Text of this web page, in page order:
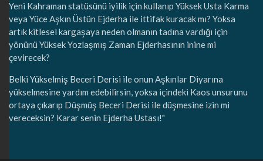
Yeni Kahraman statüsünü iyilik için kullanıp Yüksek Usta Karma
veya Yüce Aşkın Üstün Ejderha ile ittifak kuracak mı? Yoksa
artık kitlesel kargaşaya neden olmanın tadına vardığı için
yönünü Yüksek Yozlaşmış Zaman Ejderhasının inine mi
çevirecek?
Belki Yükselmiş Beceri Derisi ile onun Aşkınlar Diyarına
yükselmesine yardım edebilirsin, yoksa içindeki Kaos unsurunu
ortaya çıkarıp Düşmüş Beceri Derisi ile düşmesine izin mi
vereceksin? Karar senin Ejderha Ustası!"